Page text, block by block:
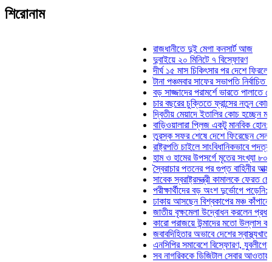
শিরোনাম
রাজধানীতে দুই মেগা কনসার্ট আজ
দুবাইয়ে ২০ মিনিটে ৭ বিস্ফোরণ
দীর্ঘ ১৫ মাস চিকিৎসার পর দেশে ফিরলেন
টানা পঞ্চমবার সাফের সভাপতি নির্বাচিত কাজী
বড় সাজ্জাদের পরামর্শে ভারতে পালাতে
চার বছরের চুক্তিতে ফ্রান্সের নতুন কোচ জিদান
দ্বিতীয় মেয়াদে ইতালির কোচ হচ্ছেন মানচিনি
বাড়িওয়ালারা প্লিজ একটু মানবিক হোন: মনিরা
তুরস্ক সফর শেষে দেশে ফিরেছেন সেনাপ্রধান
রাষ্ট্রপতি চাইলে সাংবিধানিকভাবে পদত্যাগ
হাম ও হামের উপসর্গে মৃতের সংখ্যা ৮০০ ছাড়াল
স্বৈরাচার পতনের পর গুপ্ত বাহিনীর আত্মপ্রকাশ:
সাবেক স্বরাষ্ট্রমন্ত্রী কামালকে ফেরত চেয়ে
পরীক্ষার্থীদের বড় অংশ দুর্ভোগে পড়েনি: ড.
ঢাকায় আসছেন বিশ্বকাপের মঞ্চ কাঁপানো সেই
জাতীয় বৃক্ষমেলা উদ্বোধন করলেন প্রধানমন্ত্রী
কারো পরাজয়ে উন্মাদের মতো উল্লাস করতে হয়
জবাবদিহিতার অভাবে দেশের স্বাস্থ্যখাত নানা
এনসিপির সমাবেশে বিস্ফোরণ, যুবলীগের দুই
সব নাগরিককে ডিজিটাল সেবার আওতায় আনতে